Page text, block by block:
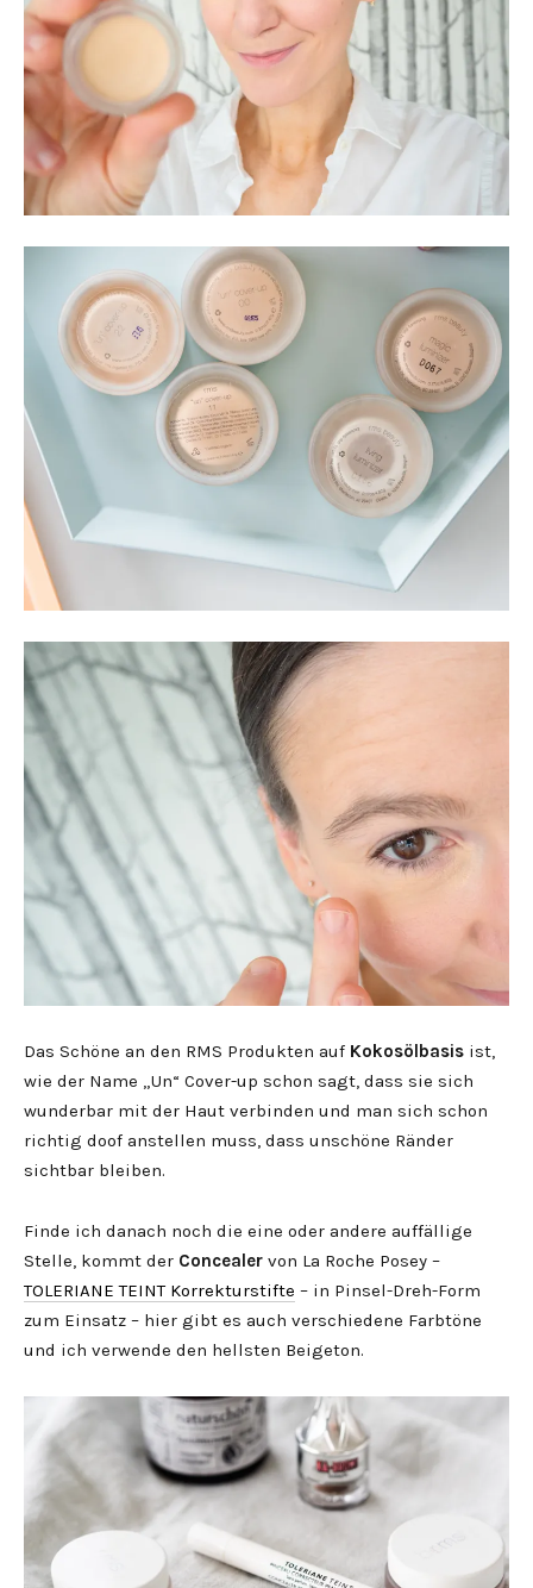
Das Schöne an den RMS Produkten auf Kokosölbasis ist,
wie der Name „Un“ Cover-up schon sagt, dass sie sich
wunderbar mit der Haut verbinden und man sich schon
richtig doof anstellen muss, dass unschöne Ränder
sichtbar bleiben.
Finde ich danach noch die eine oder andere auffällige
Stelle, kommt der Concealer von La Roche Posey –
TOLERIANE TEINT Korrekturstifte – in Pinsel-Dreh-Form
zum Einsatz – hier gibt es auch verschiedene Farbtöne
und ich verwende den hellsten Beigeton.